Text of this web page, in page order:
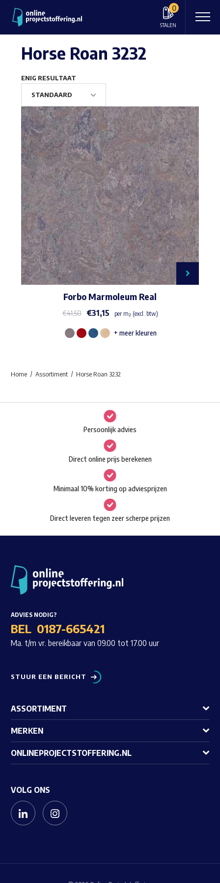
0
STALEN
Waar ben je naar op zoek?
Horse Roan 3232
ENIG RESULTAAT
Forbo Marmoleum Real
€41,50 €31,15 per m² (excl. btw)
Deze
optie
kan
gekozen
worden
op
de
productpagina
+ meer kleuren
Home Assortiment Horse Roan 3232
Persoonlijk advies
Direct online prijs berekenen
Minimaal 10% korting op adviesprijzen
Direct leveren tegen zeer scherpe prijzen
ADVIES NODIG?
BEL 0187-665421
Ma. t/m vr. bereikbaar van 09.00 tot 17.00 uur
STUUR EEN BERICHT
ASSORTIMENT
MERKEN
ONLINEPROJECTSTOFFERING.NL
VOLG ONS